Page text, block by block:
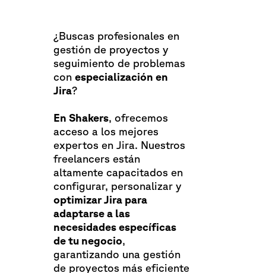
¿Buscas profesionales en
gestión de proyectos y
seguimiento de problemas
con especialización en
Jira?
En Shakers, ofrecemos
acceso a los mejores
expertos en Jira. Nuestros
freelancers están
altamente capacitados en
configurar, personalizar y
optimizar Jira para
adaptarse a las
necesidades específicas
de tu negocio,
garantizando una gestión
de proyectos más eficiente